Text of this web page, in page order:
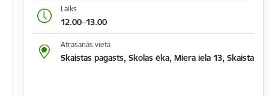
Laiks
12.00–13.00
Atrašanās vieta
Skaistas pagasts, Skolas ēka, Miera iela 13, Skaista